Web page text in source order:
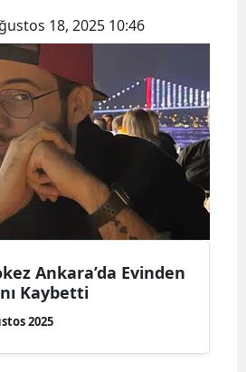
18, 2025 10:46
Ankara’da Evinden
Kaybetti
2025